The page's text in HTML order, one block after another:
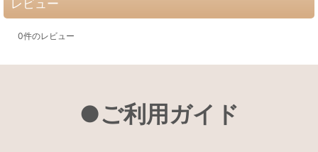
レビュー
0件のレビュー
●ご利用ガイド